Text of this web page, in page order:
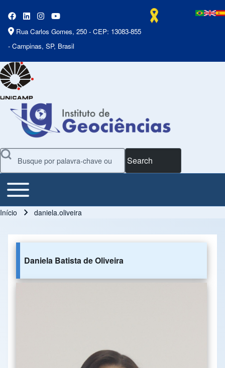
Rua Carlos Gomes, 250 - CEP: 13083-855
- Campinas, SP, Brasil
Search
Main Menu
Toggle main menu
Início daniela.oliveira
Daniela Batista de Oliveira